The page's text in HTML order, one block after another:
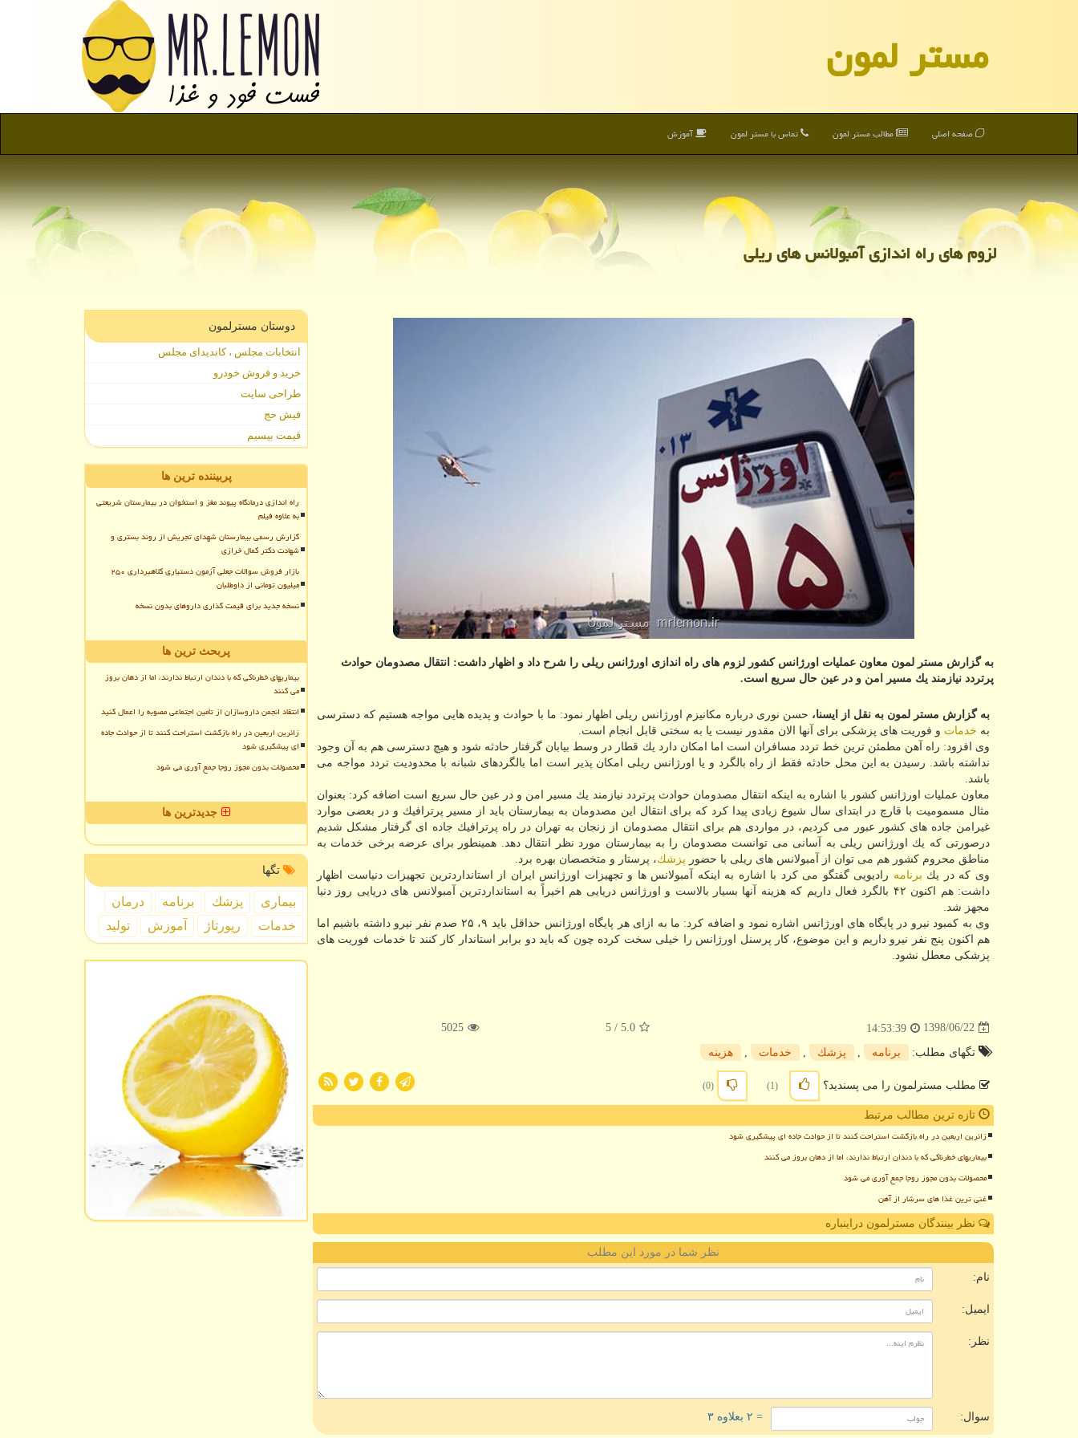
مستر لمون
صفحه اصلی مطالب مستر لمون تماس با مستر لمون آموزش
لزوم های راه اندازی آمبولانس های ریلی
به گزارش مستر لمون معاون عملیات اورژانس كشور لزوم های راه اندازی اورژانس ریلی را شرح داد و اظهار داشت: انتقال مصدومان حوادث
پرتردد نیازمند یك مسیر امن و در عین حال سریع است.
به گزارش مستر لمون به نقل از ایسنا، حسن نوری درباره مكانیزم اورژانس ریلی اظهار نمود: ما با حوادث و پدیده هایی مواجه هستیم كه دسترسی
به خدمات و فوریت های پزشكی برای آنها الان مقدور نیست یا به سختی قابل انجام است.
وی افزود: راه آهن مطمئن ترین خط تردد مسافران است اما امكان دارد یك قطار در وسط بیابان گرفتار حادثه شود و هیچ دسترسی هم به آن وجود
نداشته باشد. رسیدن به این محل حادثه فقط از راه بالگرد و یا اورژانس ریلی امكان پذیر است اما بالگردهای شبانه با محدودیت تردد مواجه می
باشد.
معاون عملیات اورژانس كشور با اشاره به اینكه انتقال مصدومان حوادث پرتردد نیازمند یك مسیر امن و در عین حال سریع است اضافه كرد: بعنوان
مثال مسمومیت با قارچ در ابتدای سال شیوع زیادی پیدا كرد كه برای انتقال این مصدومان به بیمارستان باید از مسیر پرترافیك و در بعضی موارد
غیرامن جاده های كشور عبور می كردیم، در مواردی هم برای انتقال مصدومان از زنجان به تهران در راه پرترافیك جاده ای گرفتار مشكل شدیم
درصورتی كه یك اورژانس ریلی به آسانی می توانست مصدومان را به بیمارستان مورد نظر انتقال دهد. همینطور برای عرضه برخی خدمات به
مناطق محروم كشور هم می توان از آمبولانس های ریلی با حضور پزشك، پرستار و متخصصان بهره برد.
وی كه در یك برنامه رادیویی گفتگو می كرد با اشاره به اینكه آمبولانس ها و تجهیزات اورژانس ایران از استانداردترین تجهیزات دنیاست اظهار
داشت: هم اكنون ۴۲ بالگرد فعال داریم كه هزینه آنها بسیار بالاست و اورژانس دریایی هم اخیراً به استانداردترین آمبولانس های دریایی روز دنیا
مجهز شد.
وی به كمبود نیرو در پایگاه های اورژانس اشاره نمود و اضافه كرد: ما به ازای هر پایگاه اورژانس حداقل باید ۹، ۲۵ صدم نفر نیرو داشته باشیم اما
هم اكنون پنج نفر نیرو داریم و این موضوع، كار پرسنل اورژانس را خیلی سخت كرده چون كه باید دو برابر استاندار كار كنند تا خدمات فوریت های
پزشكی معطل نشود.
1398/06/22
14:53:39
5.0
/ 5
5025
تگهای مطلب: برنامه پزشك خدمات هزینه
مطلب مسترلمون را می پسندید؟ (1)
(0)
تازه ترین مطالب مرتبط
زائرین اربعین در راه بازگشت استراحت کنند تا از حوادث جاده ای پیشگیری شود
بیماریهای خطرناکی که با دندان ارتباط ندارند، اما از دهان بروز می کنند
محصولات بدون مجوز روجا جمع آوری می شود
غنی ترین غذا های سرشار از آهن
نظر بینندگان مسترلمون دراینباره
نظر شما در مورد این مطلب
نام:
ایمیل:
نظر:
سوال: = ۲ بعلاوه ۳
دوستان مسترلمون
انتخابات مجلس ، کاندیدای مجلس
خرید و فروش خودرو
طراحی سایت
فیش حج
قیمت بیسیم
پربیننده ترین ها
راه اندازی درمانگاه پیوند مغز و استخوان در بیمارستان شریعتی
به علاوه فیلم
گزارش رسمی بیمارستان شهدای تجریش از روند بستری و
شهادت دکتر کمال خرازی
بازار فروش سوالات جعلی آزمون دستیاری کلاهبرداری ۲۵۰
میلیون تومانی از داوطلبان
نسخه جدید برای قیمت گذاری داروهای بدون نسخه
پربحث ترین ها
بیماریهای خطرناکی که با دندان ارتباط ندارند، اما از دهان بروز
می کنند
انتقاد انجمن داروسازان از تأمین اجتماعی مصوبه را اعمال کنید
زائرین اربعین در راه بازگشت استراحت کنند تا از حوادث جاده
ای پیشگیری شود
محصولات بدون مجوز روجا جمع آوری می شود
جدیدترین ها
تگها
بیماری پزشك برنامه
درمان
خدمات
رپورتاژ آموزش تولید